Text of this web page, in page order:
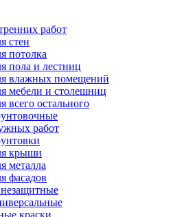
работ
стен
потолка
пола и лестниц
влажных помещений
мебели и столешниц
всего остального
работ
крыши
металла
фасадов
краски